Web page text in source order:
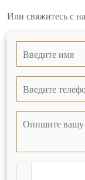
Или свяжитесь с